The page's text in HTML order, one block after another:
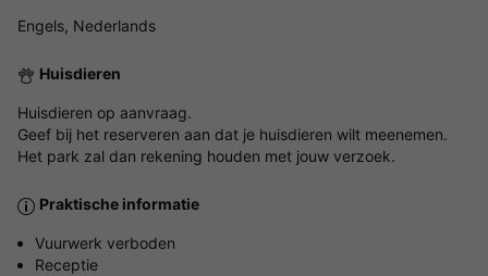
Engels, Nederlands
Huisdieren
Huisdieren op aanvraag.
Geef bij het reserveren aan dat je huisdieren wilt meenemen.
Het park zal dan rekening houden met jouw verzoek.
Praktische informatie
Vuurwerk verboden
Receptie